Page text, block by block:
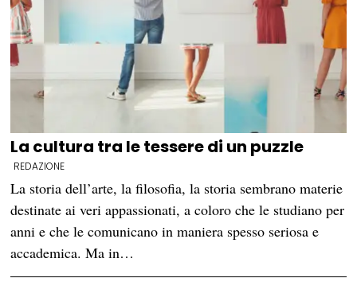
La cultura tra le tessere di un puzzle
REDAZIONE
La storia dell’arte, la filosofia, la storia sembrano materie
destinate ai veri appassionati, a coloro che le studiano per
anni e che le comunicano in maniera spesso seriosa e
accademica. Ma in…